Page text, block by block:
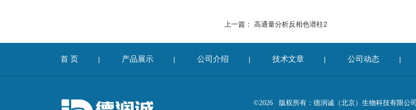
上一篇： 高通量分析反相色谱柱2
首 页 | 产品展示 | 公司介绍 | 技术文章 | 公司动态 |
©2026 版权所有：德润诚（北京）生物科技有限公司